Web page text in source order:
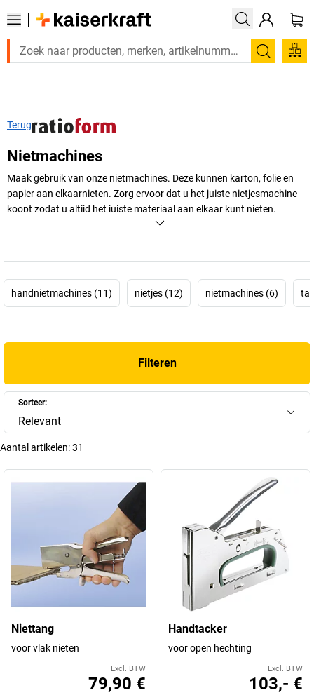
Zoeken
Terug
Nietmachines
Maak gebruik van onze nietmachines. Deze kunnen karton, folie en
papier aan elkaarnieten. Zorg ervoor dat u het juiste nietjesmachine
koopt zodat u altijd het juiste materiaal aan elkaar kunt nieten.
handnietmachines (11) nietjes (12) nietmachines (6)
Filteren
Sorteer:
Relevant
Aantal artikelen:31
Niettang
voor vlak nieten
Excl. BTW
79,90 €
Handtacker
voor open hechting
Excl. BTW
103,- €